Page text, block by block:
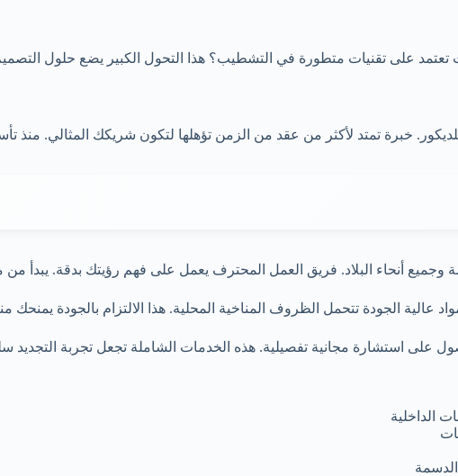
تعتمد على تقنيات متطورة في التشطيب؟ هذا التحول الكبير يضع حلول
لأكثر من عقد من الزمن تؤهلها لتكون شريكك المثالي. منذ تأسيسها عام 2010، رسخت
أنحاء البلاد. فريق العمل المحترف يعمل على فهم رؤيتك بدقة. يبدأ من
الجودة تتحمل الظروف المناخية المحلية. هذا الالتزام بالجودة يمنحك
على استشارة مجانية تفصيلية. هذه الخدمات الشاملة تجعل تجربة التجديد